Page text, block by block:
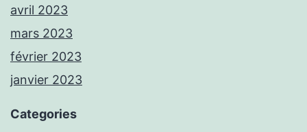
avril 2023
mars 2023
février 2023
janvier 2023
Categories